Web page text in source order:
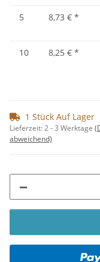
5
8,73 € *
10
8,25 € *
1 Stück Auf Lager
Lieferzeit:2 - 3 Werktage
abweichend)